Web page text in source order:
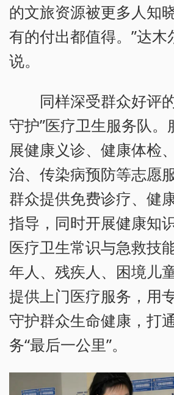
的文旅资源被更多人知
有的付出都值得。”达木
说。
同样深受群众好评
守护”医疗卫生服务队。
展健康义诊、健康体检
治、传染病预防等志愿
群众提供免费诊疗、健
指导，同时开展健康知
医疗卫生常识与急救技
年人、残疾人、困境儿
提供上门医疗服务，用
守护群众生命健康，打
务“最后一公里”。